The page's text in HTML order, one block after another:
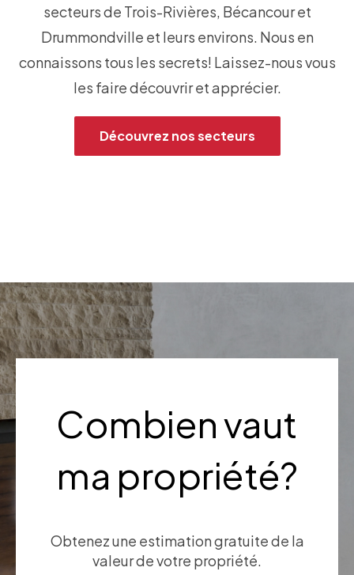
secteurs de Trois-Rivières, Bécancour et
Drummondville et leurs environs. Nous en
connaissons tous les secrets! Laissez-nous vous
les faire découvrir et apprécier.
Découvrez nos secteurs
Combien vaut
ma propriété?
Obtenez une estimation gratuite de la
valeur de votre propriété.